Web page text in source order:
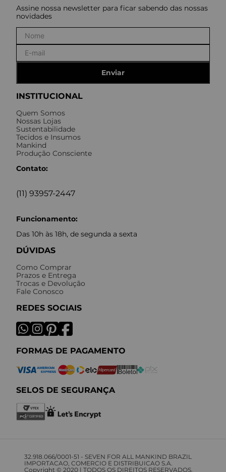
INSTITUCIONAL
Quem Somos
Nossas Lojas
Sustentabilidade
Tecidos e Insumos
Mankind
Produção Consciente
Contato:
(11) 93957-2447
Funcionamento:
Das 10h às 18h, de segunda a sexta
DÚVIDAS
Como Comprar
Prazos e Entrega
Trocas e Devolução
Fale Conosco
REDES SOCIAIS
FORMAS DE PAGAMENTO
SELOS DE SEGURANÇA
Assine nossa newsletter para ficar sabendo das nossas
novidades
Enviar
32.918.066/0001-51 - SEVEN FOR ALL MANKIND BRAZIL
IMPORTACAO, COMERCIO E DISTRIBUICAO S.A.
Copyright © 2020 | TODOS OS DIREITOS RESERVADOS.